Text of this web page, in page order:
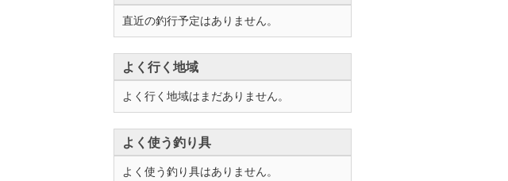
直近の釣行予定はありません。
よく行く地域
よく行く地域はまだありません。
よく使う釣り具
よく使う釣り具はありません。